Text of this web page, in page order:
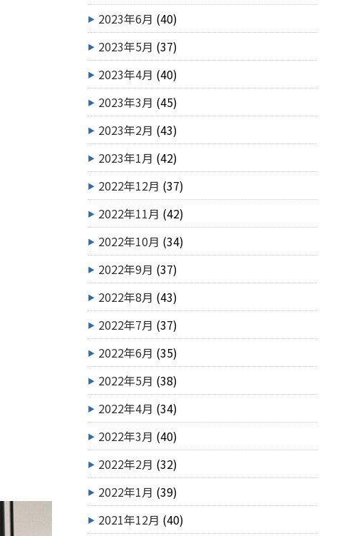
2023年6月 (40)
2023年5月 (37)
2023年4月 (40)
2023年3月 (45)
2023年2月 (43)
2023年1月 (42)
2022年12月 (37)
2022年11月 (42)
2022年10月 (34)
2022年9月 (37)
2022年8月 (43)
2022年7月 (37)
2022年6月 (35)
2022年5月 (38)
2022年4月 (34)
2022年3月 (40)
2022年2月 (32)
2022年1月 (39)
2021年12月 (40)